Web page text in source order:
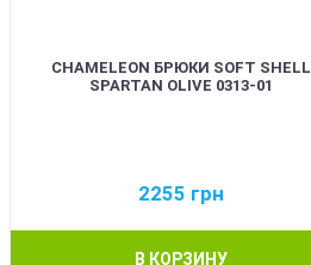
CHAMELEON БРЮКИ SOFT SHELL
SPARTAN OLIVE 0313-01
2255 грн
В КОРЗИНУ